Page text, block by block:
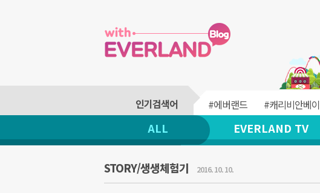
#에버랜드 #캐리비안베이
ALL EVERLAND TV
STORY/생생체험기 2016. 10. 10.